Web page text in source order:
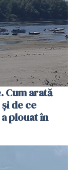
Cum arată
de ce
plouat în